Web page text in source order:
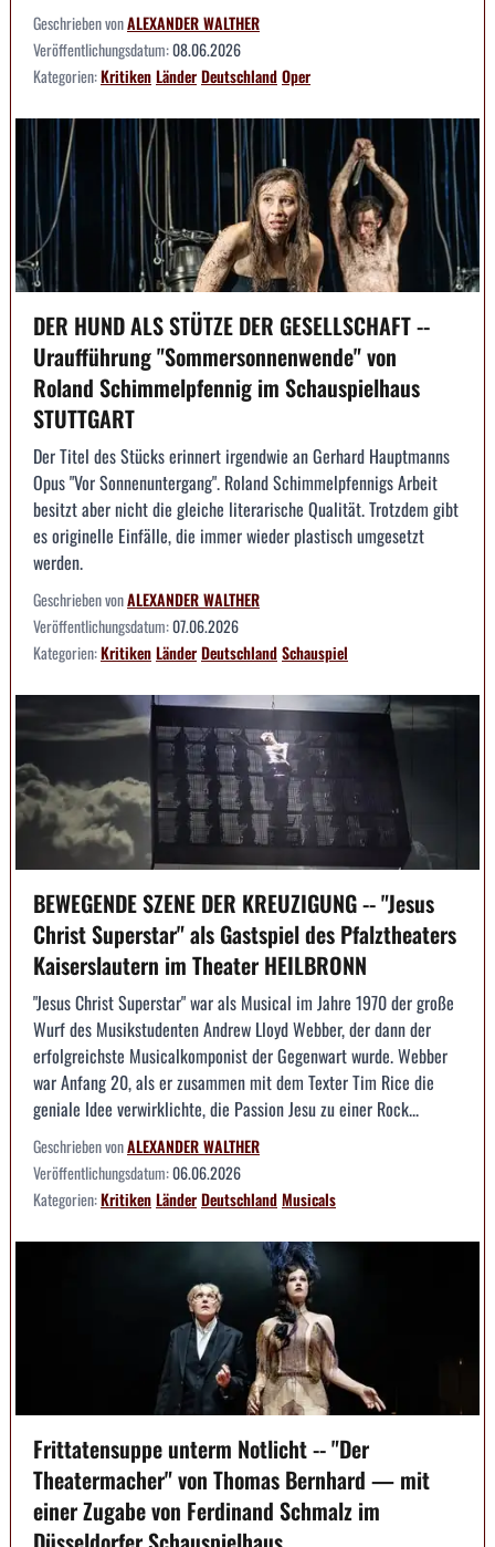
Geschrieben vonALEXANDER WALTHER
Veröffentlichungsdatum:08.06.2026
Kategorien:KritikenLänderDeutschlandOper
DER HUND ALS STÜTZE DER GESELLSCHAFT --
Uraufführung "Sommersonnenwende" von
Roland Schimmelpfennig im Schauspielhaus
STUTTGART
Der Titel des Stücks erinnert irgendwie an Gerhard Hauptmanns
Opus "Vor Sonnenuntergang". Roland Schimmelpfennigs Arbeit
besitzt aber nicht die gleiche literarische Qualität. Trotzdem gibt
es originelle Einfälle, die immer wieder plastisch umgesetzt
werden.
Geschrieben vonALEXANDER WALTHER
Veröffentlichungsdatum:07.06.2026
Kategorien:KritikenLänderDeutschlandSchauspiel
BEWEGENDE SZENE DER KREUZIGUNG -- "Jesus
Christ Superstar" als Gastspiel des Pfalztheaters
Kaiserslautern im Theater HEILBRONN
"Jesus Christ Superstar" war als Musical im Jahre 1970 der große
Wurf des Musikstudenten Andrew Lloyd Webber, der dann der
erfolgreichste Musicalkomponist der Gegenwart wurde. Webber
war Anfang 20, als er zusammen mit dem Texter Tim Rice die
geniale Idee verwirklichte, die Passion Jesu zu einer Rock...
Geschrieben vonALEXANDER WALTHER
Veröffentlichungsdatum:06.06.2026
Kategorien:KritikenLänderDeutschlandMusicals
Frittatensuppe unterm Notlicht -- "Der
Theatermacher" von Thomas Bernhard — mit
einer Zugabe von Ferdinand Schmalz im